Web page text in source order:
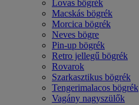
Lovas bögrék
Macskás bögrék
Morcica bögrék
Neves bögre
Pin-up bögrék
Retro jellegű bögrék
Rovarok
Szarkasztikus bögrék
Tengerimalacos bögrék
Vagány nagyszülők